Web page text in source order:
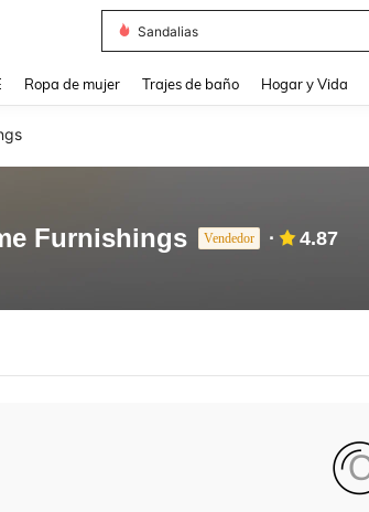
Sandalias
Ropa de mujer Trajes de baño Hogar y Vida
Furnishings Vendedor 4.87